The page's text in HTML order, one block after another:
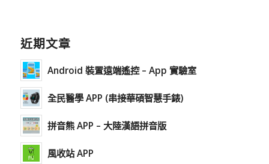
近期文章
Android 裝置遠端遙控 – App 實驗室
全民醫學 APP (串接華碩智慧手錶)
拼音熊 APP – 大陸漢語拼音版
風收站 APP